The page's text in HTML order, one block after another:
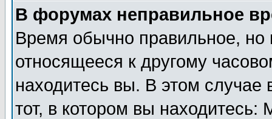
В форумах неправильное
Время обычно правильное,
относящееся к другому
находитесь вы. В этом
тот, в котором вы